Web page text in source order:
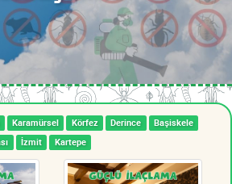
Karamürsel Körfez Derince
Başiskele
İzmit Kartepe